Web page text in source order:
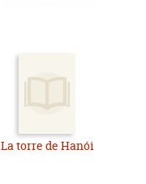
La torre de Hanói